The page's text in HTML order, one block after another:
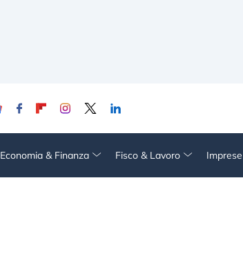
Economia & Finanza Fisco & Lavoro Imprese